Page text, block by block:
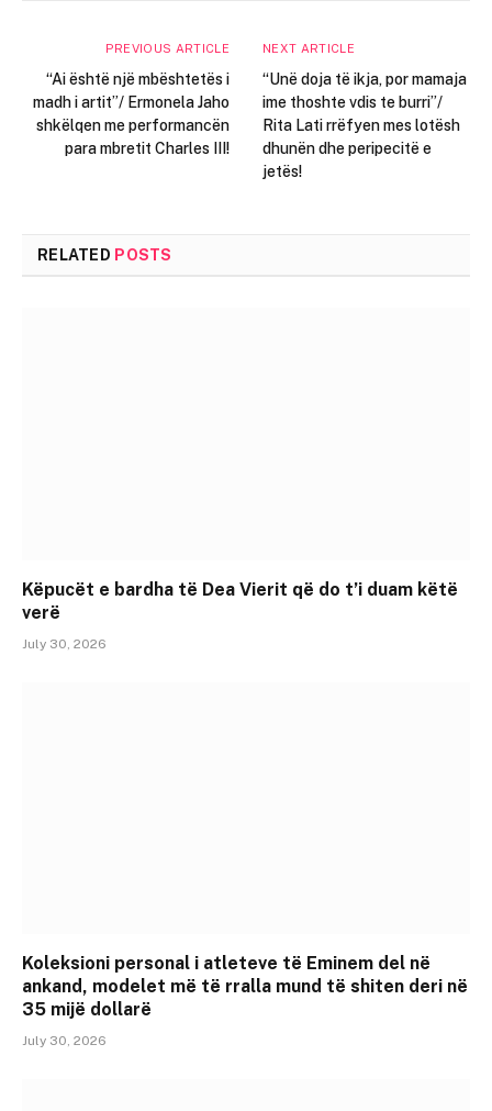
PREVIOUS ARTICLE
“Ai është një mbështetës i
madh i artit”/ Ermonela Jaho
shkëlqen me performancën
para mbretit Charles III!
NEXT ARTICLE
“Unë doja të ikja, por mamaja
ime thoshte vdis te burri”/
Rita Lati rrëfyen mes lotësh
dhunën dhe peripecitë e
jetës!
RELATED POSTS
Këpucët e bardha të Dea Vierit që do t’i duam këtë
verë
July 30, 2026
Koleksioni personal i atleteve të Eminem del në
ankand, modelet më të rralla mund të shiten deri në
35 mijë dollarë
July 30, 2026